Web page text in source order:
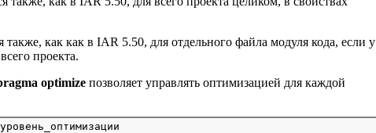
также, как как в IAR 5.50, для отдельного файла модуля кода, если у
проекта.
optimizeпозволяет управлять оптимизацией для каждой